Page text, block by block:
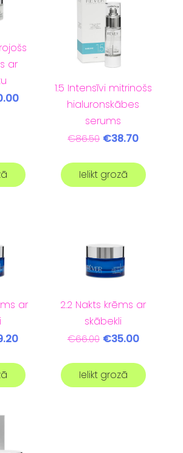
ar
1.5 Intensīvi mitrinošs
hialuronskābes
serums
€86.50 €38.70
Ielikt grozā
ar
2.2 Nakts krēms ar
skābekli
€66.00 €35.00
Ielikt grozā